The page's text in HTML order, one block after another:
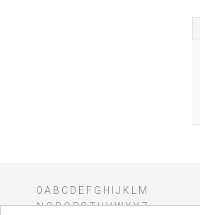
0 A B C D E F G H J K
M
NOPQRSTUVWXYZ